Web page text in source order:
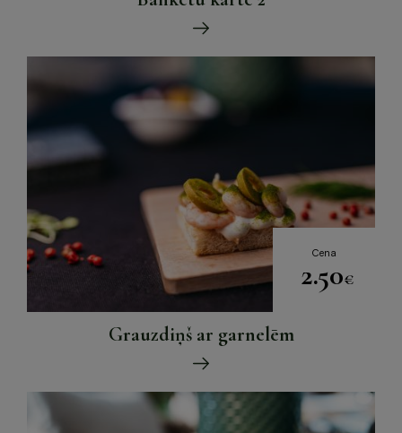
Cena
2.50€
Grauzdiņš ar garnelēm